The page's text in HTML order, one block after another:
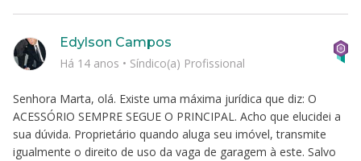
Senhora Marta, olá. Existe uma máxima jurídica que diz: O
ACESSÓRIO SEMPRE SEGUE O PRINCIPAL. Acho que elucidei a
sua dúvida. Proprietário quando aluga seu imóvel, transmite
igualmente o direito de uso da vaga de garagem à este. Salvo
Edylson Campos
Há 14 anos • Síndico(a) Profissional